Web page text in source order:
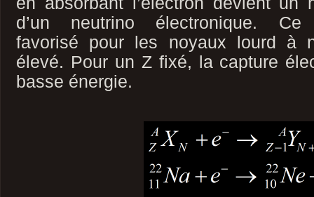
d’un neutrino électronique.
favorisé pour les noyaux lourd à
élevé. Pour un Z fixé, la capture
basse énergie.